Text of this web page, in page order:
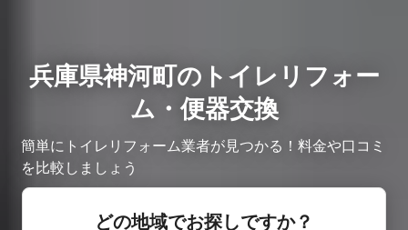
兵庫県神河町のトイレリフォー
ム・便器交換
簡単にトイレリフォーム業者が見つかる！料金や口コミ
を比較しましょう
どの地域でお探しですか？